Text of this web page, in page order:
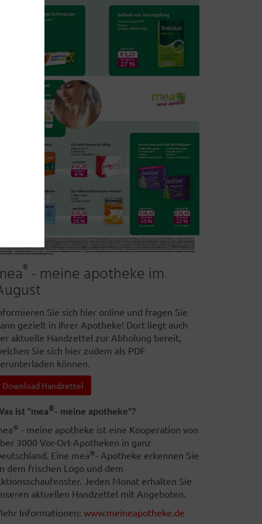
® - meine apotheke im
Sie sich hier online und fragen Sie
gezielt in Ihrer Apotheke! Dort liegt auch
aktuelle Handzettel zur Abholung bereit,
Sie sich hier zudem als PDF
können.
Download Handzettel
ist "mea®- meine apotheke"?
® - meine apotheke ist eine Kooperation von
3000 Vor-Ort-Apotheken in ganz
Eine mea®- Apotheke erkennen Sie
dem frischen Logo und dem
Jeden Monat erhalten Sie
aktuellen Handzettel mit Angeboten.
Informationen: www.meineapotheke.de